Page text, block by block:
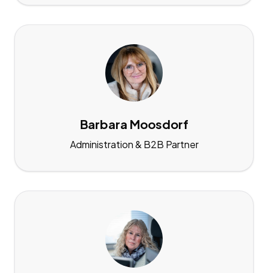
Barbara Moosdorf
Administration & B2B Partner